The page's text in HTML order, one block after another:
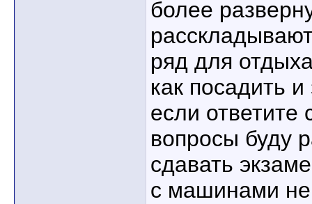
более
ряд для
как посадить
если ответите
вопросы буду
сдавать
с машинами не